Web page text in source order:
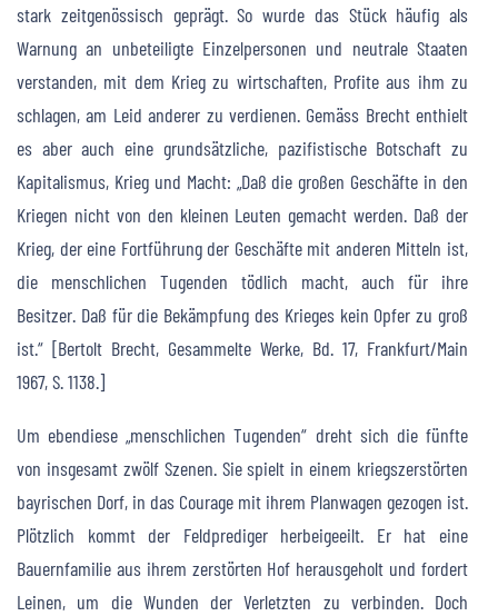
stark zeitgenössisch geprägt. So wurde das Stück häufig als
Warnung an unbeteiligte Einzelpersonen und neutrale Staaten
verstanden, mit dem Krieg zu wirtschaften, Profite aus ihm zu
schlagen, am Leid anderer zu verdienen. Gemäss Brecht enthielt
es aber auch eine grundsätzliche, pazifistische Botschaft zu
Kapitalismus, Krieg und Macht: „Daß die großen Geschäfte in den
Kriegen nicht von den kleinen Leuten gemacht werden. Daß der
Krieg, der eine Fortführung der Geschäfte mit anderen Mitteln ist,
die menschlichen Tugenden tödlich macht, auch für ihre
Besitzer. Daß für die Bekämpfung des Krieges kein Opfer zu groß
ist.“ [Bertolt Brecht, Gesammelte Werke, Bd. 17, Frankfurt/Main
1967, S. 1138.]
Um ebendiese „menschlichen Tugenden“ dreht sich die fünfte
von insgesamt zwölf Szenen. Sie spielt in einem kriegszerstörten
bayrischen Dorf, in das Courage mit ihrem Planwagen gezogen ist.
Plötzlich kommt der Feldprediger herbeigeeilt. Er hat eine
Bauernfamilie aus ihrem zerstörten Hof herausgeholt und fordert
Leinen, um die Wunden der Verletzten zu verbinden. Doch